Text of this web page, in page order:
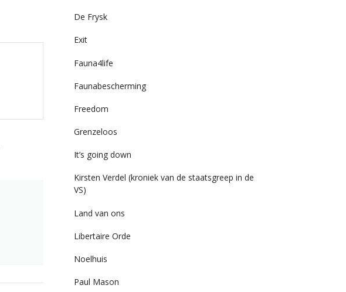
De Frysk
Exit
Fauna4life
Faunabescherming
Freedom
Grenzeloos
It’s going down
Kirsten Verdel (kroniek van de staatsgreep in de
VS)
Land van ons
Libertaire Orde
Noelhuis
Paul Mason